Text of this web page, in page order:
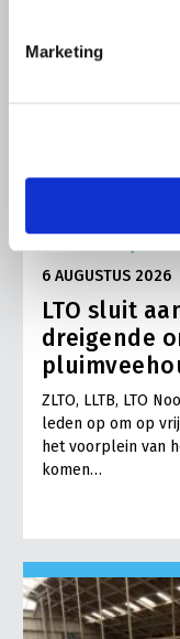
Marketing
6 AUGUSTUS 2026
LTO sluit
dreigende
ZLTO, LLTB, LTO
leden op om op
het voorplein van
komen…